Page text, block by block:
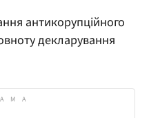
антикорупційного
декларування